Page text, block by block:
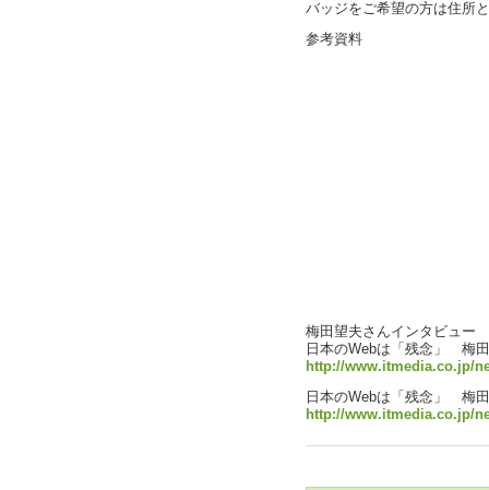
バッジをご希望の方は住所
参考資料
梅田望夫さんインタビュー
日本のWebは「残念」 梅
http://www.itmedia.co.jp/
日本のWebは「残念」 梅
http://www.itmedia.co.jp/